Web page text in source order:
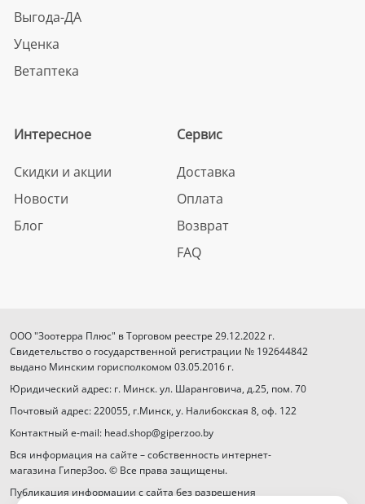
Выгода-ДА
Уценка
Ветаптека
Интересное
Скидки и акции
Новости
Блог
Сервис
Доставка
Оплата
Возврат
FAQ
ООО "Зоотерра Плюс" в Торговом реестре 29.12.2022 г.
Свидетельство о государственной регистрации № 192644842
выдано Минским горисполкомом 03.05.2016 г.
Юридический адрес: г. Минск. ул. Шаранговича, д.25, пом. 70
Почтовый адрес: 220055, г.Минск, у. Налибокская 8, оф. 122
Контактный e-mail: head.shop@giperzoo.by
Вся информация на сайте – собственность интернет-
магазина ГиперЗоо. © Все права защищены.
Публикация информации с сайта без разрешения